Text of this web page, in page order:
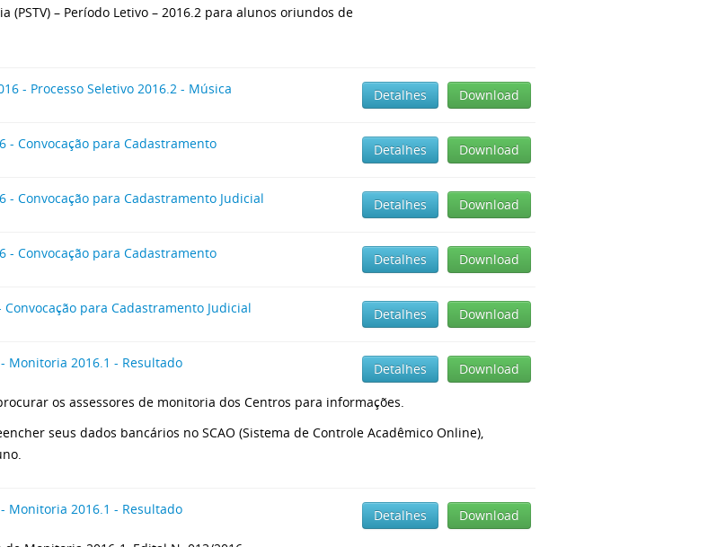
(PSTV) – Período Letivo – 2016.2 para alunos oriundos de
- Processo Seletivo 2016.2 - Música Download
Detalhes
- Convocação para Cadastramento Download
Detalhes
- Convocação para Cadastramento Judicial Download
Detalhes
- Convocação para Cadastramento Download
Detalhes
Convocação para Cadastramento Judicial Download
Detalhes
Monitoria 2016.1 - Resultado Download
Detalhes
os assessores de monitoria dos Centros para informações.
seus dados bancários no SCAO (Sistema de Controle Acadêmico Online),
Monitoria 2016.1 - Resultado Download
Detalhes